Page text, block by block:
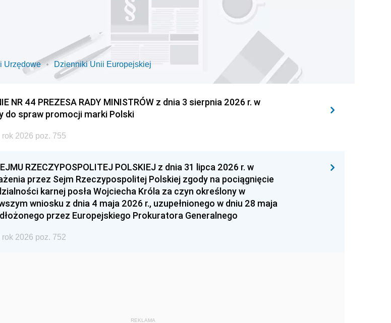
Urzędowe Dzienniki Unii Europejskiej
NR 44 PREZESA RADY MINISTRÓW z dnia 3 sierpnia 2026 r. w
do spraw promocji marki Polski
2026 poz. 755
RZECZYPOSPOLITEJ POLSKIEJ z dnia 31 lipca 2026 r. w
przez Sejm Rzeczypospolitej Polskiej zgody na pociągnięcie
karnej posła Wojciecha Króla za czyn określony w
wniosku z dnia 4 maja 2026 r., uzupełnionego w dniu 28 maja
przez Europejskiego Prokuratora Generalnego
2026 poz. 752
REKLAMA